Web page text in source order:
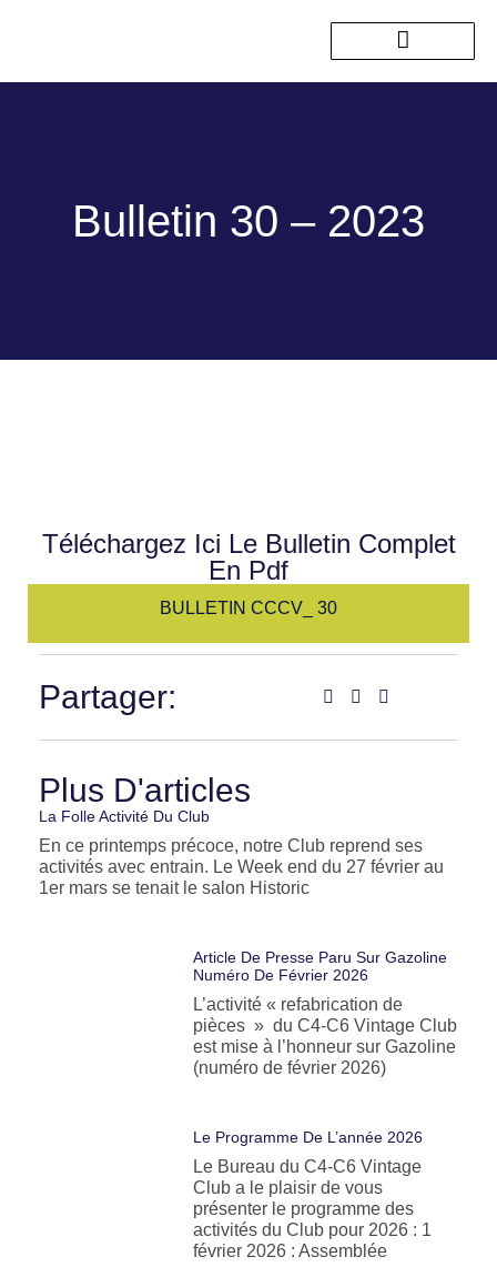
Bulletin 30 – 2023
Téléchargez Ici Le Bulletin Complet
En Pdf
BULLETIN CCCV_ 30
Partager:
Plus D'articles
La Folle Activité Du Club
En ce printemps précoce, notre Club reprend ses
activités avec entrain. Le Week end du 27 février au
1er mars se tenait le salon Historic
Article De Presse Paru Sur Gazoline
Numéro De Février 2026
L’activité « refabrication de
pièces » du C4-C6 Vintage Club
est mise à l’honneur sur Gazoline
(numéro de février 2026)
Le Programme De L’année 2026
Le Bureau du C4-C6 Vintage
Club a le plaisir de vous
présenter le programme des
activités du Club pour 2026 : 1
février 2026 : Assemblée